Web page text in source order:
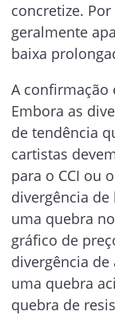
concretize.
geralmente
baixa
A confirmação
Embora as
de tendência
cartistas
para o CCI ou
divergência
uma quebra
gráfico de
divergência
uma quebra
quebra de